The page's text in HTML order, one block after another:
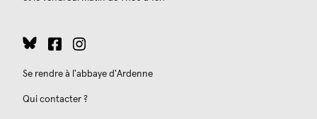
Se rendre à l'abbaye d'Ardenne
Qui contacter ?